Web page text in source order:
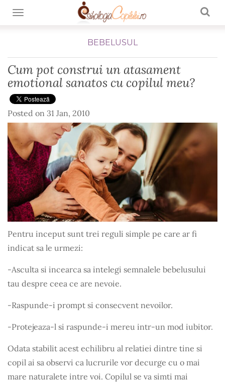
TOGGLE NAVIGATION
BEBELUSUL
Cum pot construi un atasament
emotional sanatos cu copilul meu?
Posted on 31 Jan, 2010
Pentru inceput sunt trei reguli simple pe care ar fi
indicat sa le urmezi:
-Asculta si incearca sa intelegi semnalele bebelusului
tau despre ceea ce are nevoie.
-Raspunde-i prompt si consecvent nevoilor.
-Protejeaza-l si raspunde-i mereu intr-un mod iubitor.
Odata stabilit acest echilibru al relatiei dintre tine si
copil ai sa observi ca lucrurile vor decurge cu o mai
mare naturalete intre voi. Copilul se va simti mai